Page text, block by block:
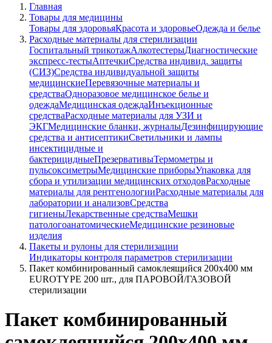
Главная
Товары для медицины
Товары для здоровьяКрасота и здоровьеОдежда и белье
Расходные материалы для стерилизации
Госпитальный трикотажАлкотестерыДиагностические
экспресс-тестыАптечкиСредства индивид. защиты
(СИЗ)Средства индивидуальной защиты
медицинскиеПеревязочные материалы и
средстваОдноразовое медицинское белье и
одеждаМедицинская одеждаИнъекционные
средстваРасходные материалы для УЗИ и
ЭКГМедицинские бланки, журналыДезинфицирующие
средства и антисептикиСветильники и лампы
инсектицидные и
бактерицидныеПрезервативыТермометры и
пульсоксиметрыМедицинские приборыУпаковка для
сбора и утилизации медицинских отходовРасходные
материалы для рентгенологииРасходные материалы для
лаборатории и анализовСредства
гигиеныЛекарственные средстваМешки
патологоанатомическиеМедицинские резиновые
изделия
Пакеты и рулоны для стерилизации
Индикаторы контроля параметров стерилизации
Пакет комбинированный самоклеящийся 200х400 мм
EUROTYPE 200 шт., для ПАРОВОЙ/ГАЗОВОЙ
стерилизации
Пакет комбинированный